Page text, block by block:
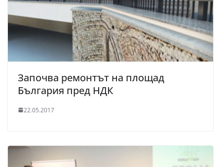
Започва ремонтът на площад
България пред НДК
22.05.2017